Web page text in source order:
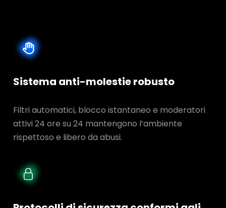
Sistema anti-molestie robusto
Filtri automatici, blocco istantaneo e moderatori
attivi 24 ore su 24 mantengono l’ambiente
rispettoso e libero da abusi.